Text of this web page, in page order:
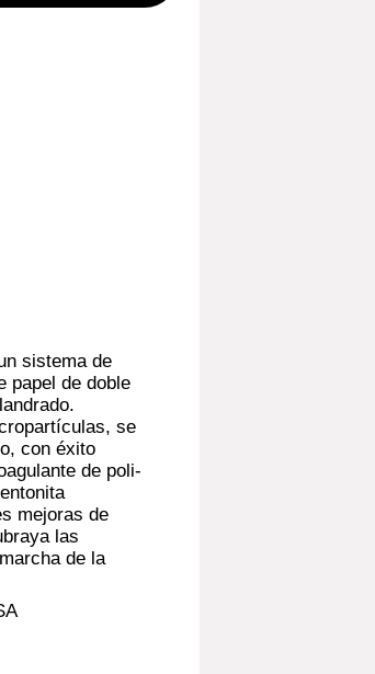
sistema de
papel de doble
se
con éxito
de poli-
mejoras de
las
de la